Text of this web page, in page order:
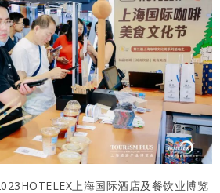
上海国际酒店及餐饮业博览